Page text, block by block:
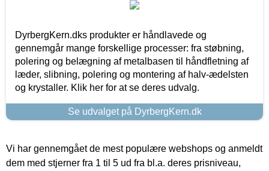
DyrbergKern.dks produkter er håndlavede og
gennemgår mange forskellige processer: fra støbning,
polering og belægning af metalbasen til håndfletning af
læder, slibning, polering og montering af halv-ædelsten
og krystaller. Klik her for at se deres udvalg.
Se udvalget på DyrbergKern.dk
Vi har gennemgået de mest populære webshops og anmeldt
dem med stjerner fra 1 til 5 ud fra bl.a. deres prisniveau,